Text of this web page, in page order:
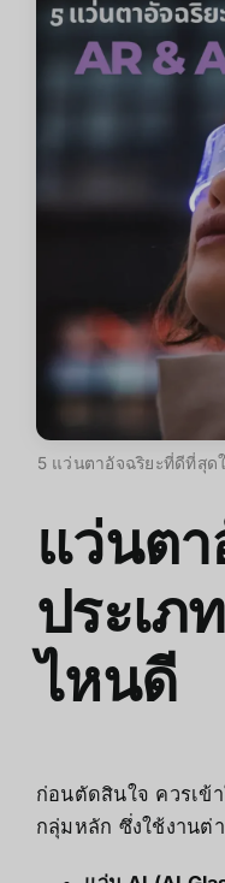
5 แว่นตาอัจฉริยะที่ดีที่สุด
แว่นต
ประเภ
ไหนดี
ก่อนตัดสินใจ ควรเข้
กลุ่มหลัก ซึ่งใช้งานต่